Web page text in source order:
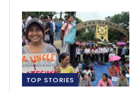
TOP STORIES